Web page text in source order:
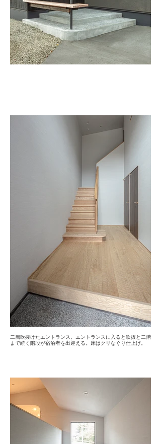
二層吹抜けたエントランス。エントランスに入ると吹抜と二階
まで続く階段が宿泊者を出迎える。床はクリなぐり仕上げ。